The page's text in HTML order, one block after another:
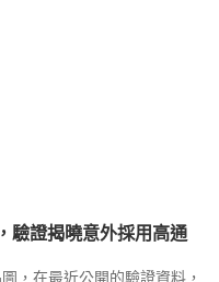
驗證揭曉意外採用高通
，在最近公開的驗證資料，